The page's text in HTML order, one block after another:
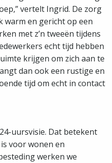
vertelt Ingrid. De zorg
warm en gericht op een
met z’n tweeën tijdens
echt tijd hebben
krijgen om zich aan te
dan ook een rustige en
tijd om echt in contact
uursvisie. Dat betekent
voor wonen en
werken we